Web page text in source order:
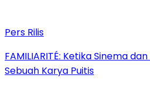
Pers Rilis
FAMILIARITÉ: Ketika Sinema
Sebuah Karya Puitis